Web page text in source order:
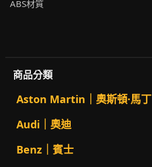
ABS材質
商品分類
Aston Martin｜奧斯頓·馬丁
Audi｜奧迪
Benz｜賓士